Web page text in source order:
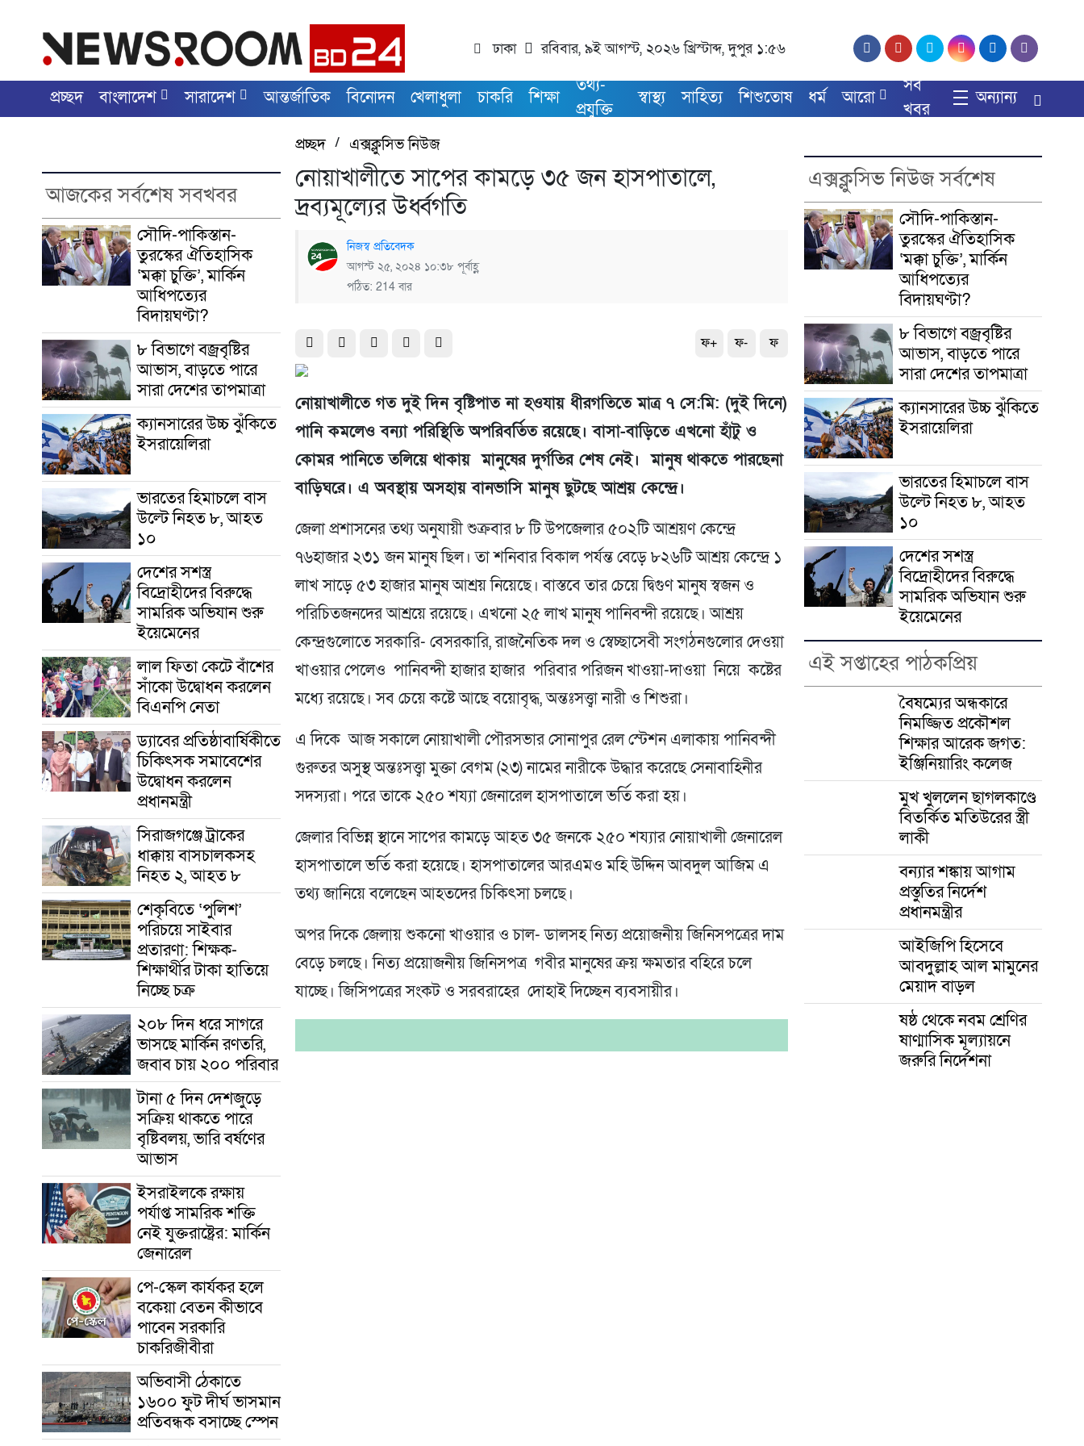
ঢাকা রবিবার, ৯ই আগস্ট, ২০২৬ খ্রিস্টাব্দ, দুপুর ১:৫৬
প্রচ্ছদ বাংলাদেশ সারাদেশ আন্তর্জাতিক বিনোদন খেলাধুলা চাকরি শিক্ষা
তথ্য-
প্রযুক্তি
স্বাস্থ্য সাহিত্য শিশুতোষ ধর্ম আরো
সব
খবর
অন্যান্য
আজকের সর্বশেষ সবখবর
সৌদি-পাকিস্তান-
তুরস্কের ঐতিহাসিক
‘মক্কা চুক্তি’, মার্কিন
আধিপত্যের
বিদায়ঘণ্টা?
৮ বিভাগে বজ্রবৃষ্টির
আভাস, বাড়তে পারে
সারা দেশের তাপমাত্রা
ক্যানসারের উচ্চ ঝুঁকিতে
ইসরায়েলিরা
ভারতের হিমাচলে বাস
উল্টে নিহত ৮, আহত
১০
দেশের সশস্ত্র
বিদ্রোহীদের বিরুদ্ধে
সামরিক অভিযান শুরু
ইয়েমেনের
লাল ফিতা কেটে বাঁশের
সাঁকো উদ্বোধন করলেন
বিএনপি নেতা
ড্যাবের প্রতিষ্ঠাবার্ষিকীতে
চিকিৎসক সমাবেশের
উদ্বোধন করলেন
প্রধানমন্ত্রী
সিরাজগঞ্জে ট্রাকের
ধাক্কায় বাসচালকসহ
নিহত ২, আহত ৮
শেকৃবিতে ‘পুলিশ’
পরিচয়ে সাইবার
প্রতারণা: শিক্ষক-
শিক্ষার্থীর টাকা হাতিয়ে
নিচ্ছে চক্র
২০৮ দিন ধরে সাগরে
ভাসছে মার্কিন রণতরি,
জবাব চায় ২০০ পরিবার
টানা ৫ দিন দেশজুড়ে
সক্রিয় থাকতে পারে
বৃষ্টিবলয়, ভারি বর্ষণের
আভাস
ইসরাইলকে রক্ষায়
পর্যাপ্ত সামরিক শক্তি
নেই যুক্তরাষ্ট্রের: মার্কিন
জেনারেল
পে-স্কেল কার্যকর হলে
বকেয়া বেতন কীভাবে
পাবেন সরকারি
চাকরিজীবীরা
অভিবাসী ঠেকাতে
১৬০০ ফুট দীর্ঘ ভাসমান
প্রতিবন্ধক বসাচ্ছে স্পেন
প্রচ্ছদ/ এক্সক্লুসিভ নিউজ
নোয়াখালীতে সাপের কামড়ে ৩৫ জন হাসপাতালে,
দ্রব্যমূল্যের উর্ধ্বগতি
নিজস্ব প্রতিবেদক
আগস্ট ২৫, ২০২৪ ১০:৩৮ পূর্বাহ্ণ
পঠিত: 214 বার
ফ+ ফ- ফ
নোয়াখালীতে গত দুই দিন বৃষ্টিপাত না হওযায় ধীরগতিতে মাত্র ৭ সে:মি: (দুই দিনে)
পানি কমলেও বন্যা পরিস্থিতি অপরিবর্তিত রয়েছে। বাসা-বাড়িতে এখনো হাঁটু ও
কোমর পানিতে তলিয়ে থাকায় মানুষের দুর্গতির শেষ নেই। মানুষ থাকতে পারছেনা
বাড়িঘরে। এ অবস্থায় অসহায় বানভাসি মানুষ ছুটছে আশ্রয় কেন্দ্রে।
জেলা প্রশাসনের তথ্য অনুযায়ী শুক্রবার ৮ টি উপজেলার ৫০২টি আশ্রয়ণ কেন্দ্রে
৭৬হাজার ২৩১ জন মানুষ ছিল। তা শনিবার বিকাল পর্যন্ত বেড়ে ৮২৬টি আশ্রয় কেন্দ্রে ১
লাখ সাড়ে ৫৩ হাজার মানুষ আশ্রয় নিয়েছে। বাস্তবে তার চেয়ে দ্বিগুণ মানুষ স্বজন ও
পরিচিতজনদের আশ্রয়ে রয়েছে। এখনো ২৫ লাখ মানুষ পানিবন্দী রয়েছে। আশ্রয়
কেন্দ্রগুলোতে সরকারি- বেসরকারি, রাজনৈতিক দল ও স্বেচ্ছাসেবী সংগঠনগুলোর দেওয়া
খাওয়ার পেলেও পানিবন্দী হাজার হাজার পরিবার পরিজন খাওয়া-দাওয়া নিয়ে কষ্টের
মধ্যে রয়েছে। সব চেয়ে কষ্টে আছে বয়োবৃদ্ধ, অন্তঃসত্ত্বা নারী ও শিশুরা।
এ দিকে আজ সকালে নোয়াখালী পৌরসভার সোনাপুর রেল স্টেশন এলাকায় পানিবন্দী
গুরুতর অসুস্থ অন্তঃসত্ত্বা মুক্তা বেগম (২৩) নামের নারীকে উদ্ধার করেছে সেনাবাহিনীর
সদস্যরা। পরে তাকে ২৫০ শয্যা জেনারেল হাসপাতালে ভর্তি করা হয়।
জেলার বিভিন্ন স্থানে সাপের কামড়ে আহত ৩৫ জনকে ২৫০ শয্যার নোয়াখালী জেনারেল
হাসপাতালে ভর্তি করা হয়েছে। হাসপাতালের আরএমও মহি উদ্দিন আবদুল আজিম এ
তথ্য জানিয়ে বলেছেন আহতদের চিকিৎসা চলছে।
অপর দিকে জেলায় শুকনো খাওয়ার ও চাল- ডালসহ নিত্য প্রয়োজনীয় জিনিসপত্রের দাম
বেড়ে চলছে। নিত্য প্রয়োজনীয় জিনিসপত্র গবীর মানুষের ক্রয় ক্ষমতার বহিরে চলে
যাচ্ছে। জিসিপত্রের সংকট ও সরবরাহের দোহাই দিচ্ছেন ব্যবসায়ীর।
এক্সক্লুসিভ নিউজ সর্বশেষ
সৌদি-পাকিস্তান-
তুরস্কের ঐতিহাসিক
‘মক্কা চুক্তি’, মার্কিন
আধিপত্যের
বিদায়ঘণ্টা?
৮ বিভাগে বজ্রবৃষ্টির
আভাস, বাড়তে পারে
সারা দেশের তাপমাত্রা
ক্যানসারের উচ্চ ঝুঁকিতে
ইসরায়েলিরা
ভারতের হিমাচলে বাস
উল্টে নিহত ৮, আহত
১০
দেশের সশস্ত্র
বিদ্রোহীদের বিরুদ্ধে
সামরিক অভিযান শুরু
ইয়েমেনের
এই সপ্তাহের পাঠকপ্রিয়
বৈষম্যের অন্ধকারে
নিমজ্জিত প্রকৌশল
শিক্ষার আরেক জগত:
ইঞ্জিনিয়ারিং কলেজ
মুখ খুললেন ছাগলকাণ্ডে
বিতর্কিত মতিউরের স্ত্রী
লাকী
বন্যার শঙ্কায় আগাম
প্রস্তুতির নির্দেশ
প্রধানমন্ত্রীর
আইজিপি হিসেবে
আবদুল্লাহ আল মামুনের
মেয়াদ বাড়ল
ষষ্ঠ থেকে নবম শ্রেণির
ষাণ্মাসিক মূল্যায়নে
জরুরি নির্দেশনা